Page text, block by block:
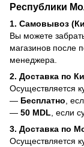
Республики
1. Самовывоз
Вы можете
магазинов после
менеджера.
2. Доставка по
Осуществляется
— Бесплатно ,
— 50 MDL , если
3. Доставка по
Осуществляется